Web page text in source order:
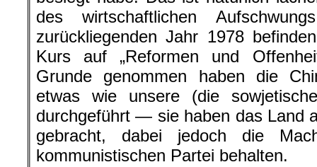
des wirtschaftlichen
zurückliegenden Jahr 1978
Kurs auf „Reformen und
Grunde genommen haben die
etwas wie unsere (die
durchgeführt — sie haben das Land
gebracht, dabei jedoch die
kommunistischen Partei behalten.